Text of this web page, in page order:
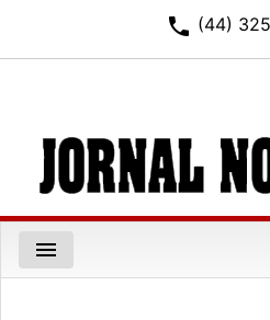
phone (44)
menu